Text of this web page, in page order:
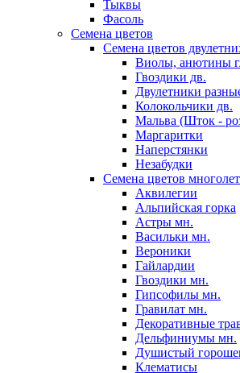
Тыквы
Фасоль
Семена цветов
Семена цветов
Виолы, анютины
Гвоздики дв.
Двулетники
Колокольчики дв.
Мальва (Шток -
Маргаритки
Наперстянки
Незабудки
Семена цветов
Аквилегии
Альпийская горка
Астры мн.
Васильки мн.
Вероники
Гайлардии
Гвоздики мн.
Гипсофилы мн.
Гравилат мн.
Декоративные
Дельфиниумы мн.
Душистый
Клематисы